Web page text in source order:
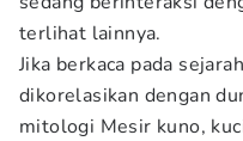
terlihat lainnya.
Jika berkaca pada
dikorelasikan dengan
mitologi Mesir kuno,